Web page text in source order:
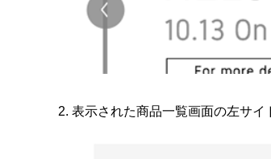
2. 表示された商品一覧画面の左サ